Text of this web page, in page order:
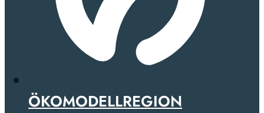
ÖKOMODELLREGION